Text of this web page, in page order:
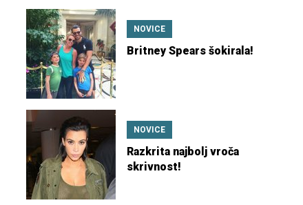
NOVICE
Britney Spears šokirala!
NOVICE
Razkrita najbolj vroča
skrivnost!